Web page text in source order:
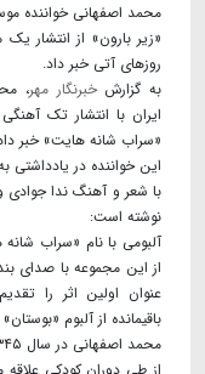
محمد اصفهانی خواننده
«زیر بارون» از انتشار
روزهای آتی خبر داد.
به گزارشخبرنگار مهر،
ایران با انتشار تک
«سراب شانه هایت» خبر
این خواننده در یادداشتی
با شعر و آهنگ ندا
نوشته است:
آلبومی با نام «سراب
از این مجموعه با صدای
عنوان اولین اثر را
باقیمانده از آلبوم